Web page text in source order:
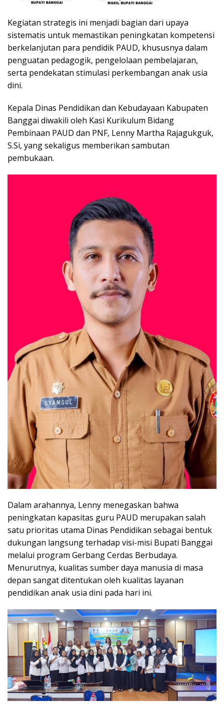
Kegiatan strategis ini menjadi bagian dari upaya
sistematis untuk memastikan peningkatan kompetensi
berkelanjutan para pendidik PAUD, khususnya dalam
penguatan pedagogik, pengelolaan pembelajaran,
serta pendekatan stimulasi perkembangan anak usia
dini.
Kepala Dinas Pendidikan dan Kebudayaan Kabupaten
Banggai diwakili oleh Kasi Kurikulum Bidang
Pembinaan PAUD dan PNF, Lenny Martha Rajagukguk,
S.Si, yang sekaligus memberikan sambutan
pembukaan.
Dalam arahannya, Lenny menegaskan bahwa
peningkatan kapasitas guru PAUD merupakan salah
satu prioritas utama Dinas Pendidikan sebagai bentuk
dukungan langsung terhadap visi-misi Bupati Banggai
melalui program Gerbang Cerdas Berbudaya.
Menurutnya, kualitas sumber daya manusia di masa
depan sangat ditentukan oleh kualitas layanan
pendidikan anak usia dini pada hari ini.